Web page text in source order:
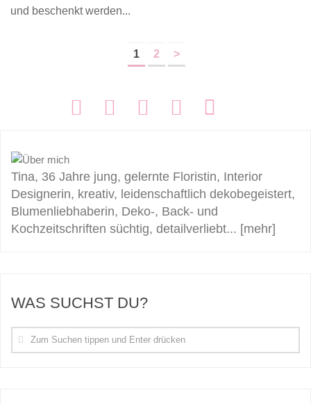
und beschenkt werden...
1 2 >
Tina, 36 Jahre jung, gelernte Floristin, Interior
Designerin, kreativ, leidenschaftlich dekobegeistert,
Blumenliebhaberin, Deko-, Back- und
Kochzeitschriften süchtig, detailverliebt... [mehr]
WAS SUCHST DU?